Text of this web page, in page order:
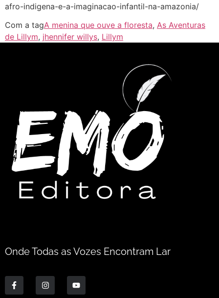
afro-indigena-e-a-imaginacao-infantil-na-amazonia/
Com a tagA menina que ouve a floresta, As Aventuras
de Lillym, jhennifer willys, Lillym
Onde Todas as Vozes Encontram Lar